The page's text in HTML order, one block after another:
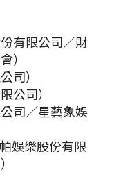
有限公司／財
）
司）
公司）
司／星藝象娛
娛樂股份有限